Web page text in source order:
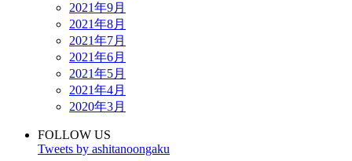
2021年9月
2021年8月
2021年7月
2021年6月
2021年5月
2021年4月
2020年3月
FOLLOW US
Tweets by ashitanoongaku